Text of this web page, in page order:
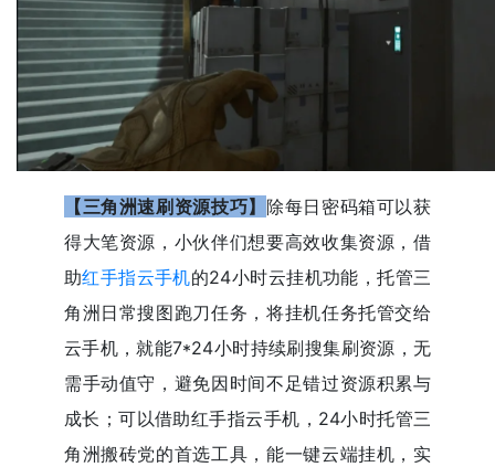
【三角洲速刷资源技巧】 除每日密码箱可以获
得大笔资源，小伙伴们想要高效收集资源，借
助红手指云手机的24小时云挂机功能，托管三
角洲日常搜图跑刀任务，将挂机任务托管交给
云手机，就能7*24小时持续刷搜集刷资源 ，无
需手动值守，避免因时间不足错过资源积累与
成长；可以借助红手指云手机，24小时托管三
角洲搬砖党的首选工具，能一键云端挂机，实